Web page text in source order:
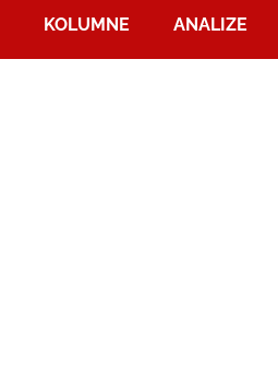
KOLUMNE ANALIZE